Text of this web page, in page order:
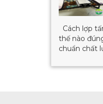
Cách lợp
thế nào
chuẩn chất